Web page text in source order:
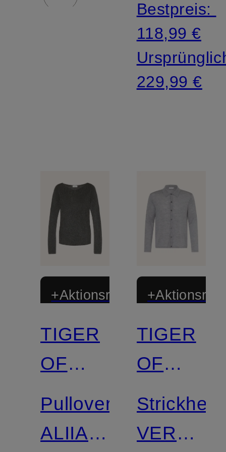
Bestpreis:
118,99 €
229,99 €
+Aktionsrabatt
TIGER
OF
SWEDEN
Pullover
ALIIANNA
TIGER
OF
SWEDEN
VERKLIN